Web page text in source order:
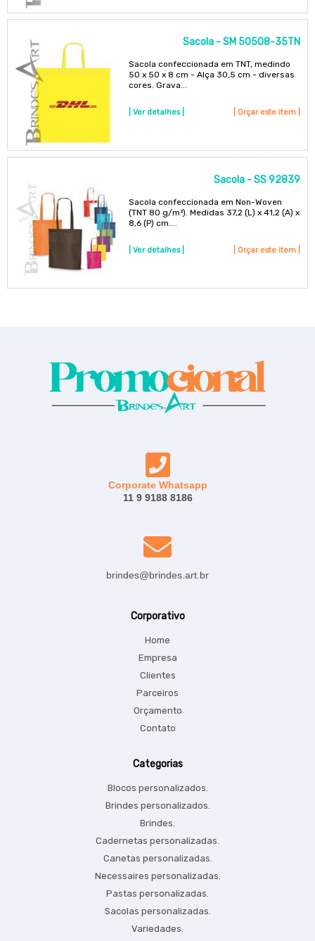
Sacola - SM 50508-35TN
Sacola confeccionada em TNT, medindo
50 x 50 x 8 cm - Alça 30,5 cm - diversas
cores. Grava...
| Ver detalhes | | Orçar este item |
Sacola - SS 92839
Sacola confeccionada em Non-Woven
(TNT 80 g/m²). Medidas 37,2 (L) x 41,2 (A) x
8,6 (P) cm....
| Ver detalhes | | Orçar este item |
Corporate Whatsapp
11 9 9188 8186
brindes@brindes.art.br
Corporativo
Home
Empresa
Clientes
Parceiros
Orçamento
Contato
Categorias
Blocos personalizados.
Brindes personalizados.
Brindes.
Cadernetas personalizadas.
Canetas personalizadas.
Necessaires personalizadas.
Pastas personalizadas.
Sacolas personalizadas.
Variedades.